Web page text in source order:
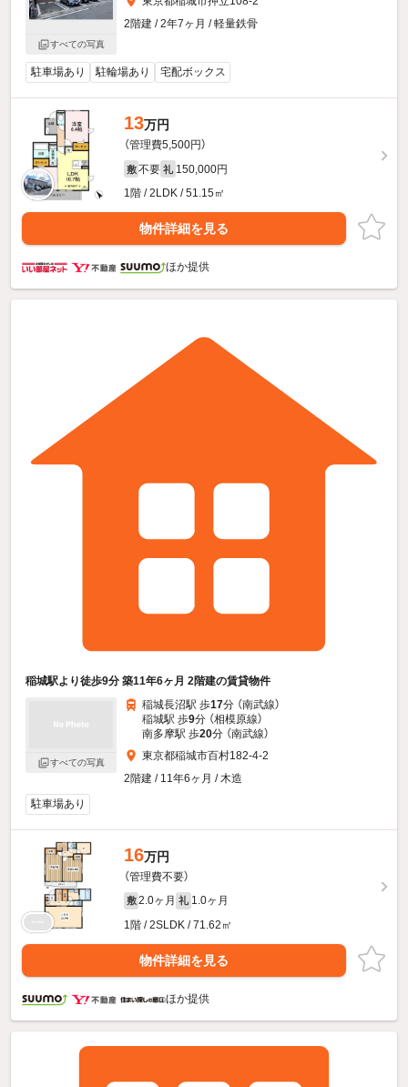
すべての写真
2階建 / 2年7ヶ月 / 軽量鉄骨
駐車場あり 駐輪場あり 宅配ボックス
13万円
（管理費5,500円）
敷 不要 礼 150,000円
1階 / 2LDK / 51.15㎡
物件詳細を見る
ほか提供
稲城駅より徒歩9分 築11年6ヶ月 2階建の賃貸物件
すべての写真
稲城長沼駅 歩17分 （南武線）
稲城駅 歩9分 （相模原線）
南多摩駅 歩20分 （南武線）
東京都稲城市百村182-4-2
2階建 / 11年6ヶ月 / 木造
駐車場あり
16万円
（管理費不要）
敷 2.0ヶ月 礼 1.0ヶ月
1階 / 2SLDK / 71.62㎡
物件詳細を見る
ほか提供